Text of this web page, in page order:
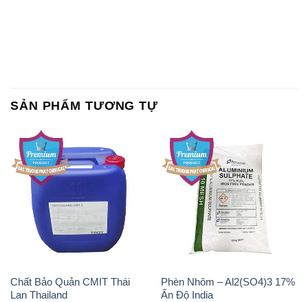
SẢN PHẨM TƯƠNG TỰ
Chất Bảo Quản CMIT Thái
Lan Thailand
Phèn Nhôm – Al2(SO4)3 17%
Ấn Độ India